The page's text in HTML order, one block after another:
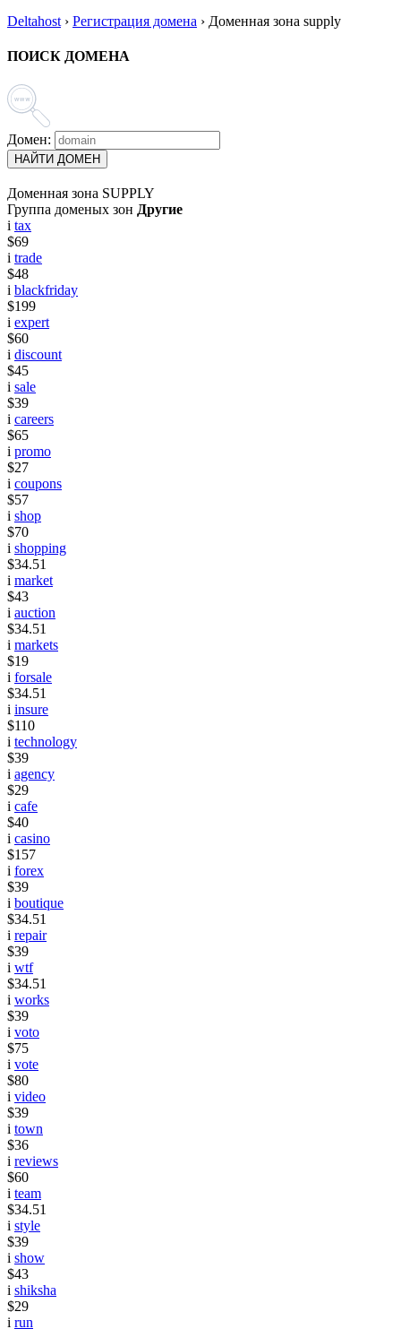
Deltahost › Регистрация домена › Доменная зона supply
ПОИСК ДОМЕНА
Домен:
НАЙТИ ДОМЕН
Доменная зона SUPPLY
Группа доменых зон Другие
i tax
$69
i trade
$48
i blackfriday
$199
i expert
$60
i discount
$45
i sale
$39
i careers
$65
i promo
$27
i coupons
$57
i shop
$70
i shopping
$34.51
i market
$43
i auction
$34.51
i markets
$19
i forsale
$34.51
i insure
$110
i technology
$39
i agency
$29
i cafe
$40
i casino
$157
i forex
$39
i boutique
$34.51
i repair
$39
i wtf
$34.51
i works
$39
i voto
$75
i vote
$80
i video
$39
i town
$36
i reviews
$60
i team
$34.51
i style
$39
i show
$43
i shiksha
$29
i run